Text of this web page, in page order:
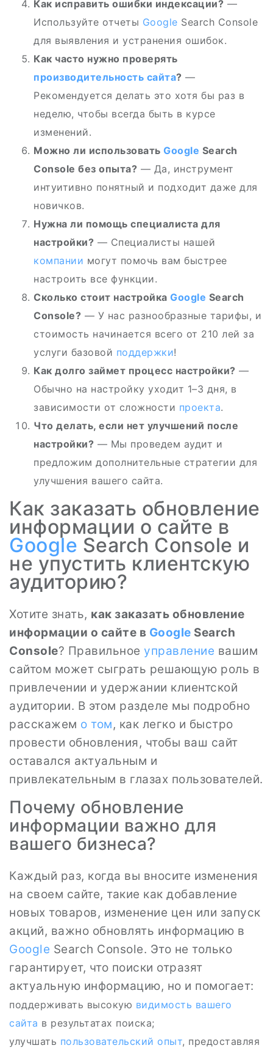
Как исправить ошибки индексации? —
Используйте отчеты Google Search Console
для выявления и устранения ошибок.
Как часто нужно проверять
производительность сайта? —
Рекомендуется делать это хотя бы раз в
неделю, чтобы всегда быть в курсе
изменений.
Можно ли использовать Google Search
Console без опыта? — Да, инструмент
интуитивно понятный и подходит даже для
новичков.
Нужна ли помощь специалиста для
настройки? — Специалисты нашей
компании могут помочь вам быстрее
настроить все функции.
Сколько стоит настройка Google Search
Console? — У нас разнообразные тарифы, и
стоимость начинается всего от 210 лей за
услуги базовой поддержки!
Как долго займет процесс настройки? —
Обычно на настройку уходит 1–3 дня, в
зависимости от сложности проекта.
Что делать, если нет улучшений после
настройки? — Мы проведем аудит и
предложим дополнительные стратегии для
улучшения вашего сайта.
Как заказать обновление
информации о сайте в
Google Search Console и
не упустить клиентскую
аудиторию?
Хотите знать, как заказать обновление
информации о сайте в Google Search
Console? Правильное управление вашим
сайтом может сыграть решающую роль в
привлечении и удержании клиентской
аудитории. В этом разделе мы подробно
расскажем о том, как легко и быстро
провести обновления, чтобы ваш сайт
оставался актуальным и
привлекательным в глазах пользователей.
Почему обновление
информации важно для
вашего бизнеса?
Каждый раз, когда вы вносите изменения
на своем сайте, такие как добавление
новых товаров, изменение цен или запуск
акций, важно обновлять информацию в
Google Search Console. Это не только
гарантирует, что поиски отразят
актуальную информацию, но и помогает:
поддерживать высокую видимость вашего
сайта в результатах поиска;
улучшать пользовательский опыт, предоставляя